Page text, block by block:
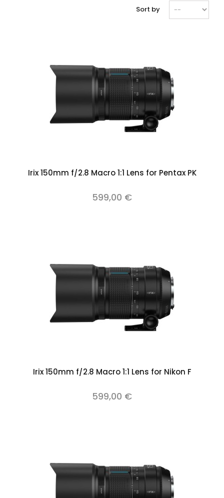
Sort by
Irix 150mm f/2.8 Macro 1:1 Lens for Pentax PK
599,00 €
Irix 150mm f/2.8 Macro 1:1 Lens for Nikon F
599,00 €